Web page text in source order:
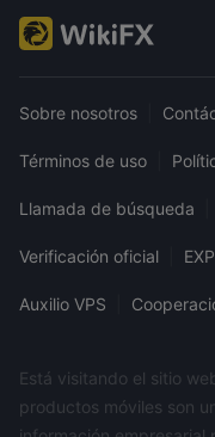
Sobre nosotros
Términos de uso
Llamada de búsqueda
Verificación oficial
Auxilio VPS
Está visitando el sitio
productos móviles son